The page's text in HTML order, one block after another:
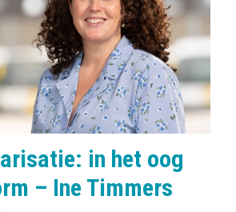
in het oog
– Ine Timmers